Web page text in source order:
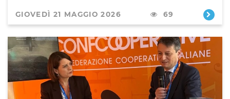
GIOVEDÌ 21 MAGGIO 2026 69